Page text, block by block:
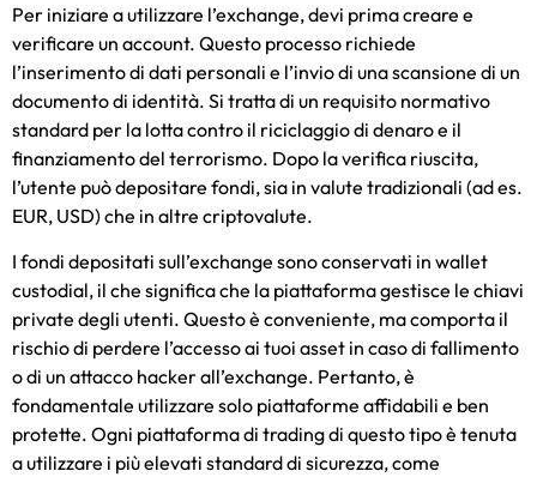
Per iniziare a utilizzare l’exchange, devi prima creare e
verificare un account. Questo processo richiede
l’inserimento di dati personali e l’invio di una scansione di un
documento di identità. Si tratta di un requisito normativo
standard per la lotta contro il riciclaggio di denaro e il
finanziamento del terrorismo. Dopo la verifica riuscita,
l’utente può depositare fondi, sia in valute tradizionali (ad es.
EUR, USD) che in altre criptovalute.
I fondi depositati sull’exchange sono conservati in wallet
custodial, il che significa che la piattaforma gestisce le chiavi
private degli utenti. Questo è conveniente, ma comporta il
rischio di perdere l’accesso ai tuoi asset in caso di fallimento
o di un attacco hacker all’exchange. Pertanto, è
fondamentale utilizzare solo piattaforme affidabili e ben
protette. Ogni piattaforma di tradingdi questo tipo è tenuta
a utilizzare i più elevati standard di sicurezza, come